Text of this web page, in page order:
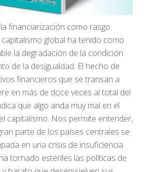
financiarización como rasgo
global ha tenido como
la degradación de la condición
de la desigualdad. El hecho de
financieros que se transan a
en más de doce veces al total del
que algo anda muy mal en el
capitalismo. Nos permite entender,
parte de los países centrales se
en una crisis de insuficiencia
tornado estériles las políticas de